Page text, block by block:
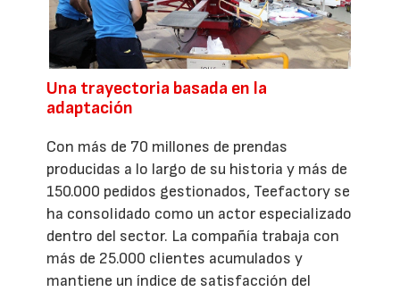
Una trayectoria basada en la
adaptación
Con más de 70 millones de prendas
producidas a lo largo de su historia y más de
150.000 pedidos gestionados, Teefactory se
ha consolidado como un actor especializado
dentro del sector. La compañía trabaja con
más de 25.000 clientes acumulados y
mantiene un índice de satisfacción del